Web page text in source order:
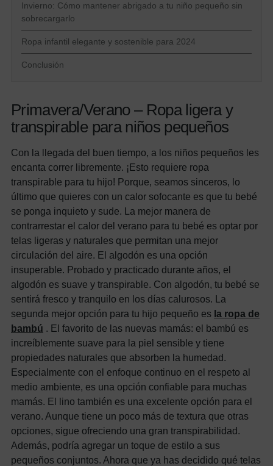
Invierno: Cómo mantener abrigado a tu niño pequeño sin
sobrecargarlo
Ropa infantil elegante y sostenible para 2024
Conclusión
Primavera/Verano – Ropa ligera y
transpirable para niños pequeños
Con la llegada del buen tiempo, a los niños pequeños les
encanta correr libremente. ¡Esto requiere ropa
transpirable para tu hijo! Porque, seamos sinceros, lo
último que quieres con un calor sofocante es que tu bebé
se ponga inquieto y sude. La mejor manera de
contrarrestar el calor del verano para tu bebé es optar por
telas ligeras y naturales que permitan una mejor
circulación del aire. El algodón es una opción
insuperable. Probado y practicado durante años, el
algodón es suave y transpirable. Con algodón, tu bebé se
sentirá fresco y tranquilo en los días calurosos. La
segunda mejor opción para tu hijo pequeño es la ropa de
bambú . El favorito de las nuevas mamás: el bambú es
increíblemente suave para la piel sensible y tiene
propiedades naturales que absorben la humedad.
Especialmente con el enfoque continuo en el respeto al
medio ambiente, es una opción confiable para muchas
mamás. El lino también es una excelente opción para el
verano. Aunque tiene un poco más de textura que otras
opciones, sigue ofreciendo una gran transpirabilidad.
Además, podría agregar un toque de estilo a sus
pequeños conjuntos. Ahora que ya has decidido qué telas